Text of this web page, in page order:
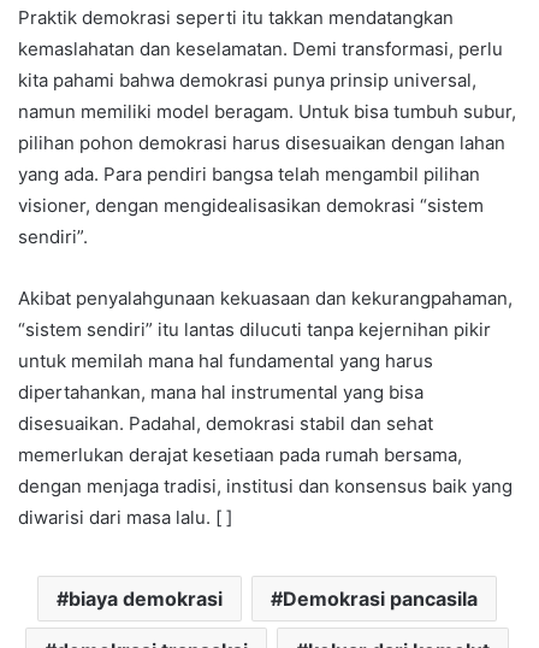
Praktik demokrasi seperti itu takkan mendatangkan
kemaslahatan dan keselamatan. Demi transformasi, perlu
kita pahami bahwa demokrasi punya prinsip universal,
namun memiliki model beragam. Untuk bisa tumbuh subur,
pilihan pohon demokrasi harus disesuaikan dengan lahan
yang ada. Para pendiri bangsa telah mengambil pilihan
visioner, dengan mengidealisasikan demokrasi “sistem
sendiri”.
Akibat penyalahgunaan kekuasaan dan kekurangpahaman,
“sistem sendiri” itu lantas dilucuti tanpa kejernihan pikir
untuk memilah mana hal fundamental yang harus
dipertahankan, mana hal instrumental yang bisa
disesuaikan. Padahal, demokrasi stabil dan sehat
memerlukan derajat kesetiaan pada rumah bersama,
dengan menjaga tradisi, institusi dan konsensus baik yang
diwarisi dari masa lalu. [ ]
biaya demokrasi Demokrasi pancasila